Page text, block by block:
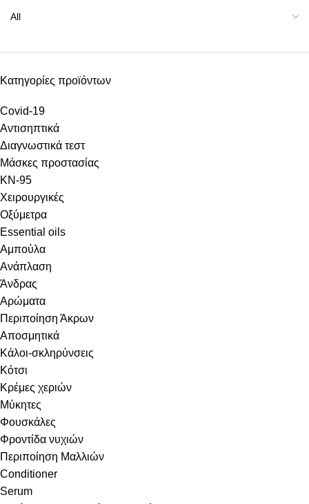
Κατηγορίες προϊόντων
Covid-19
Αντισηπτικά
Διαγνωστικά τεστ
Μάσκες προστασίας
KN-95
Χειρουργικές
Οξύμετρα
Essential oils
Αμπούλα
Ανάπλαση
Άνδρας
Αρώματα
Περιποίηση Άκρων
Αποσμητικά
Κάλοι-σκληρύνσεις
Κότσι
Κρέμες χεριών
Μύκητες
Φουσκάλες
Φροντίδα νυχιών
Περιποίηση Μαλλιών
Conditioner
Serum